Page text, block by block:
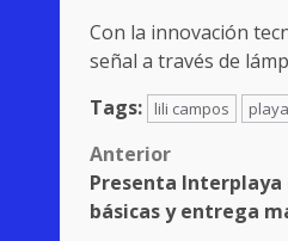
Con la innovación
señal a través de
Tags:
lili campos
Post
navigation
Anterior
Presenta
básicas y entrega